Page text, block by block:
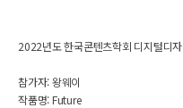
2022년도 한국콘텐츠학회 디지털디
참가자: 왕웨이
작품명:Future